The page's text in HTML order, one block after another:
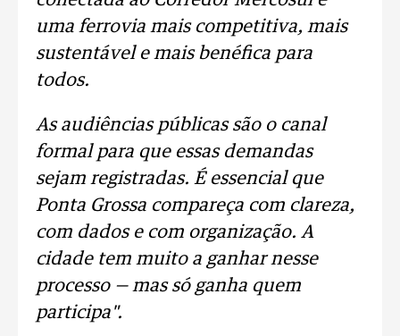
uma ferrovia mais competitiva, mais
sustentável e mais benéfica para
todos.
As audiências públicas são o canal
formal para que essas demandas
sejam registradas. É essencial que
Ponta Grossa compareça com clareza,
com dados e com organização. A
cidade tem muito a ganhar nesse
processo — mas só ganha quem
participa".